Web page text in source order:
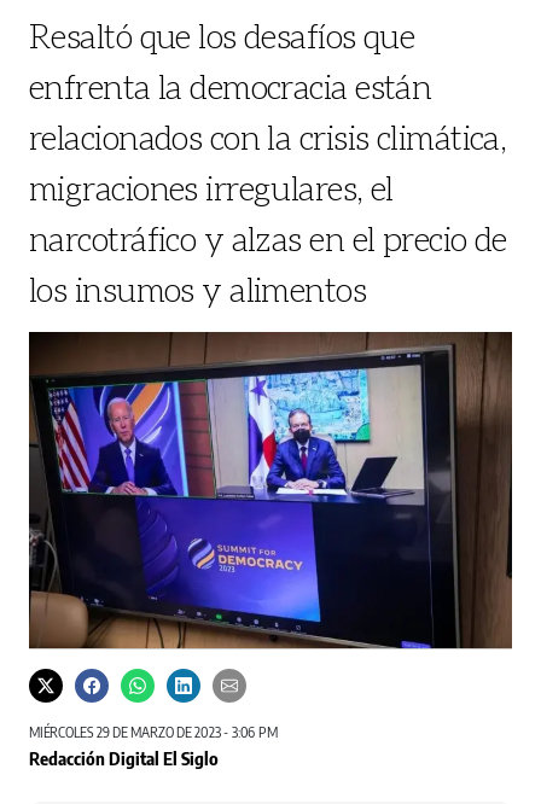
Resaltó que los desafíos que
enfrenta la democracia están
relacionados con la crisis climática,
migraciones irregulares, el
narcotráfico y alzas en el precio de
los insumos y alimentos
MIÉRCOLES 29 DE MARZO DE 2023 - 3:06 PM
Redacción Digital El Siglo